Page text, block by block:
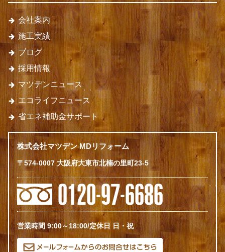
会社案内
施工実績
ブログ
採用情報
マツデンニュース
エコライフニュース
省エネ補助金サポート
株式会社マツデン MDリフォーム
〒574-0007 大阪府大東市北楠の里町23-5
営業時間 9:00～18:00/定休日 日・祝